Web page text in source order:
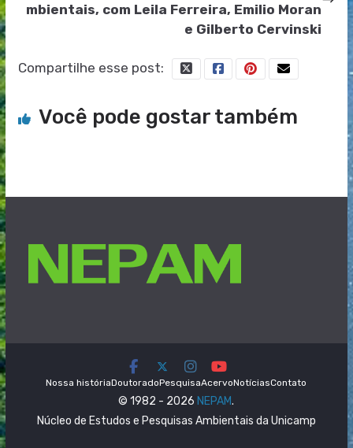
mbientais, com Leila Ferreira, Emilio Moran
e Gilberto Cervinski
Compartilhe esse post:
Você pode gostar também
Nossa históriaDoutoradoPesquisaAcervoNotíciasContato
© 1982 - 2026 NEPAM.
Núcleo de Estudos e Pesquisas Ambientais da Unicamp